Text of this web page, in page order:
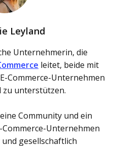
Leyland
Unternehmerin, die
leitet, beide mit
Commerce-Unternehmen
zu unterstützen.
Community und ein
Commerce-Unternehmen
gesellschaftlich